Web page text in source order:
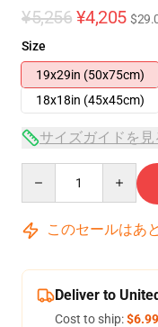
¥5,256 ¥4,205
Size
19x29in (50x75cm)
18x18in (45x45cm)
サイズガイドを見
このセールはあと
Deliver to
Cost to ship:$6.99